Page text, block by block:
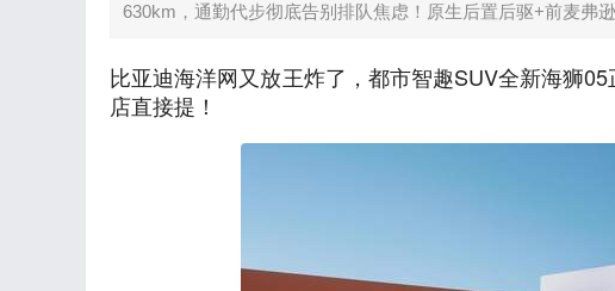
630km，通勤代步彻底告别排队焦虑！原生后置后驱+前麦弗
比亚迪海洋网又放王炸了，都市智趣SUV全新海狮
店直接提！